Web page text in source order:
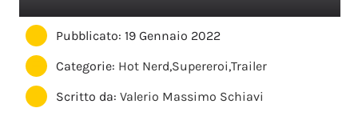
Pubblicato: 19 Gennaio 2022
Categorie: Hot Nerd,Supereroi,Trailer
Scritto da:Valerio Massimo Schiavi